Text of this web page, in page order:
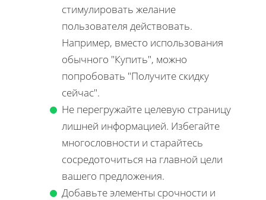
стимулировать желание
пользователя действовать.
Например, вместо использования
обычного "Купить", можно
попробовать "Получите скидку
сейчас".
Не перегружайте целевую страницу
лишней информацией. Избегайте
многословности и старайтесь
сосредоточиться на главной цели
вашего предложения.
Добавьте элементы срочности и